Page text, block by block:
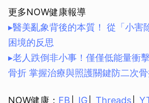
更多NOW健康報導
▸醫美亂象背後的本質！ 從「小害
困境的反思
▸老人跌倒非小事！僅僅低能量衝
骨折 掌握治療與照護關鍵防二次
NOW健康： FB IG Threads